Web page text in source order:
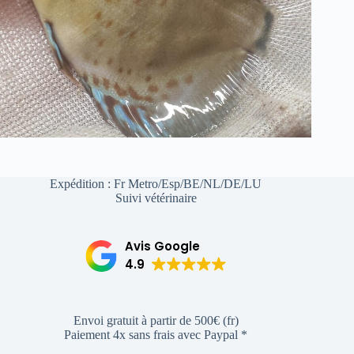
Expédition : Fr Metro/Esp/BE/NL/DE/LU
Suivi vétérinaire
Avis Google
4.9
Envoi gratuit à partir de 500€ (fr)
Paiement 4x sans frais avec Paypal *